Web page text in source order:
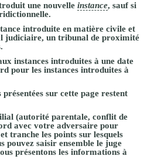
une nouvelle instance, sauf si
introduite en matière civile et
judiciaire, un tribunal de proximité
instances introduites à une date
pour les instances introduites à
sur cette page restent
(autorité parentale, conflit de
avec votre adversaire pour
tranche les points sur lesquels
pouvez saisir ensemble le juge
présentons les informations à